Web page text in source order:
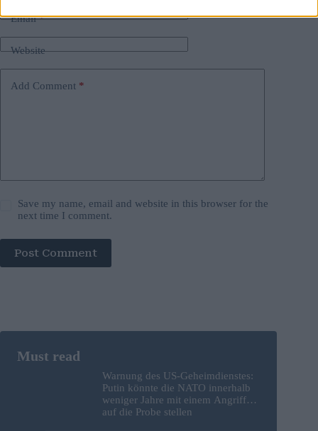
Email*
Website
Add Comment *
Save my name, email and website in this browser for the
next time I comment.
Post Comment
Warnung des US-Geheimdienstes:
Putin könnte die NATO innerhalb
weniger Jahre mit einem Angriff
auf die Probe stellen